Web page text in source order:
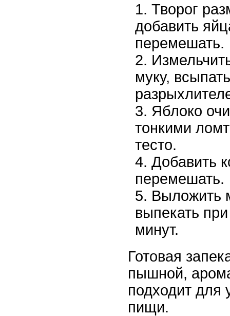
Творог
добавить
перемешать.
муку,
Яблоко
тонкими
тесто.
Добавить
перемешать.
Выложить
выпекать
минут.
Готовая
пышной,
подходит для
пищи.